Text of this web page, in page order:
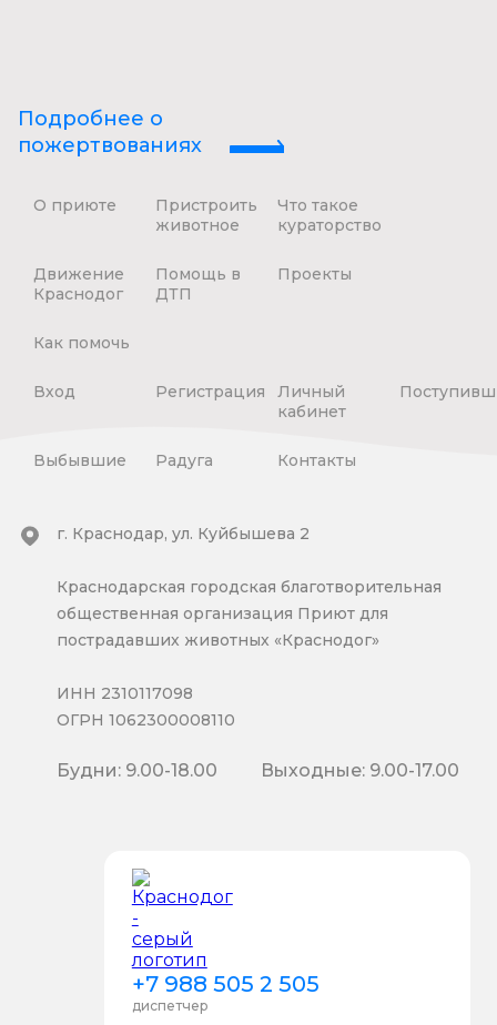
Подробнее о
пожертвованиях
О приюте
Пристроить
животное
Что такое
кураторство
Движение
Краснодог
Помощь в
ДТП
Проекты
Как помочь
Вход Регистрация
Личный
кабинет
Выбывшие Радуга Контакты
+7 988 505 2 505
диспетчер
г. Краснодар, ул. Куйбышева 2
Краснодарская городская благотворительная
общественная организация Приют для
пострадавших животных «Краснодог»
ИНН 2310117098
ОГРН 1062300008110
Будни: 9.00-18.00 Выходные: 9.00-17.00